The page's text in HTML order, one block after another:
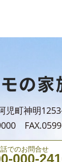
児町神明
でのお問合せ
000-